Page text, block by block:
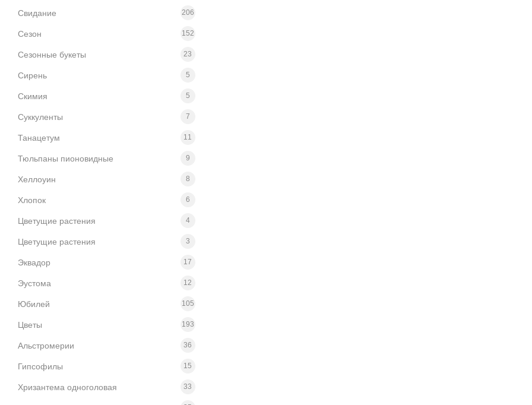
Свидание 206
Сезон 152
Сезонные букеты 23
Сирень 5
Скимия 5
Суккуленты 7
Танацетум 11
Тюльпаны пионовидные 9
Хеллоуин 8
Хлопок 6
Цветущие растения 4
Цветущие растения 3
Эквадор 17
Эустома 12
Юбилей 105
Цветы 193
Альстромерии 36
Гипсoфилы 15
Хризантема одноголовая 33